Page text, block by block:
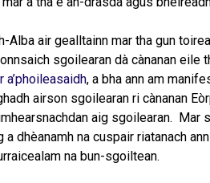
Alba air gealltainn mar tha gun
sgoilearan dà cànanan
a’phoileasaidh, a bha ann am
airson sgoilearan ri cànanan
aig sgoilearan. Mar
a dhèanamh na cuspair riatanach
na bun-sgoiltean.